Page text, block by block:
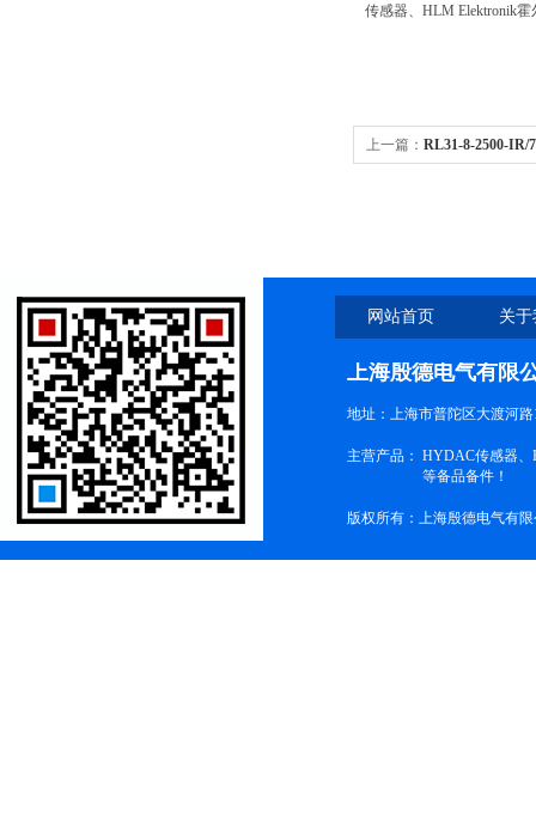
传感器、 HLM Elektronik霍
上一篇： RL31-8-2500-IR/
网站首页 关
上海殷德电气有限
地址：上海市普陀区大渡河路
主营产品： HYDAC传感器、
等备品备件！
版权所有：上海殷德电气有